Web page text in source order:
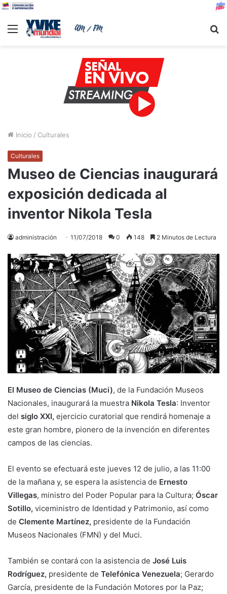
Menu
Inicio / Culturales
Culturales
Museo de Ciencias inaugurará
exposición dedicada al
inventor Nikola Tesla
administración 11/07/2018 0 148 2 Minutos de Lectura
El Museo de Ciencias (Muci), de la Fundación Museos
Nacionales, inaugurará la muestra Nikola Tesla: Inventor
del siglo XXI, ejercicio curatorial que rendirá homenaje a
este gran hombre, pionero de la invención en diferentes
campos de las ciencias.
El evento se efectuará este jueves 12 de julio, a las 11:00
de la mañana y, se espera la asistencia de Ernesto
Villegas, ministro del Poder Popular para la Cultura; Óscar
Sotillo, viceministro de Identidad y Patrimonio, así como
de Clemente Martínez, presidente de la Fundación
Museos Nacionales (FMN) y del Muci.
También se contará con la asistencia de José Luis
Rodríguez, presidente de Telefónica Venezuela; Gerardo
García, presidente de la Fundación Motores por la Paz;